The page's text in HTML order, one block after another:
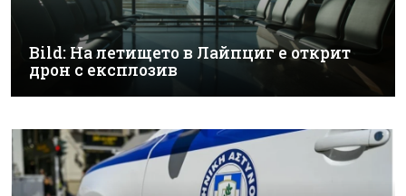
Bild: На летището в Лайпциг е открит
дрон с експлозив